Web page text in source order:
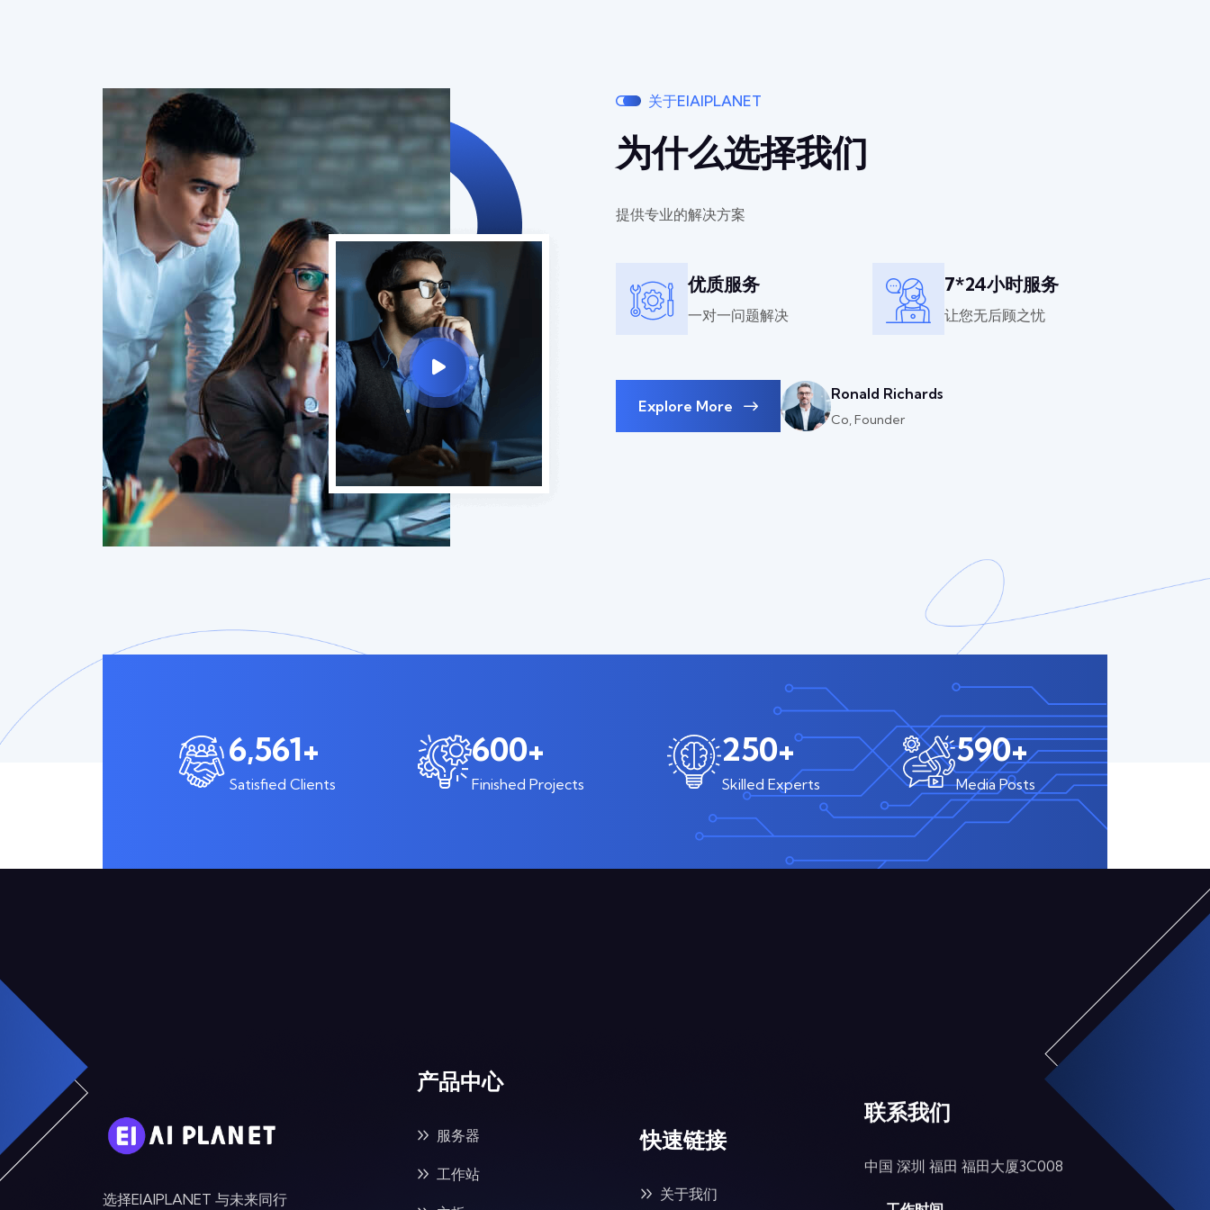
关于EIAIPLANET
为什么选择我们
提供专业的解决方案
优质服务
一对一问题解决
7*24小时服务
让您无后顾之忧
Explore More
Ronald Richards
Co, Founder
6,561+
Satisfied Clients
600+
Finished Projects
250+
Skilled Experts
590+
Media Posts
选择EIAIPLANET 与未来同行
产品中心
服务器
工作站
快速链接
关于我们
联系我们
中国 深圳 福田 福田大厦3C008